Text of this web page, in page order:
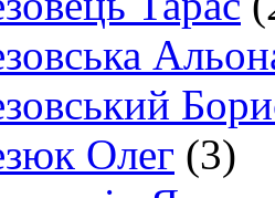
Олег (3)